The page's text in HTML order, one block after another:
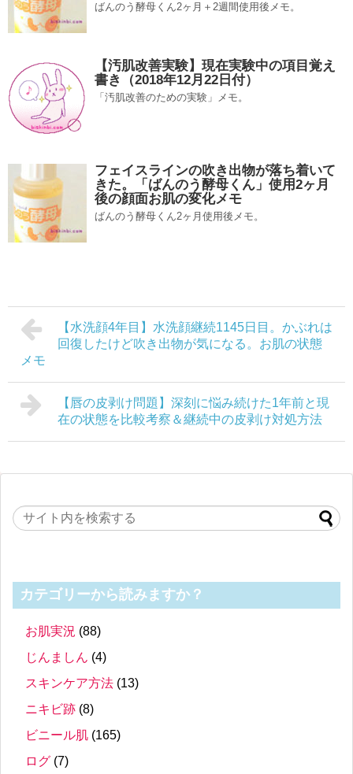
ばんのう酵母くん2ヶ月＋2週間使用後メモ。
【汚肌改善実験】現在実験中の項目覚え
書き（2018年12月22日付）
「汚肌改善のための実験」メモ。
フェイスラインの吹き出物が落ち着いて
きた。「ばんのう酵母くん」使用2ヶ月
後の顔面お肌の変化メモ
ばんのう酵母くん2ヶ月使用後メモ。
【水洗顔4年目】水洗顔継続1145日目。かぶれは
回復したけど吹き出物が気になる。お肌の状態
メモ
【唇の皮剥け問題】深刻に悩み続けた1年前と現
在の状態を比較考察＆継続中の皮剥け対処方法
カテゴリーから読みますか？
お肌実況 (88)
じんましん (4)
スキンケア方法 (13)
ニキビ跡 (8)
ビニール肌 (165)
ログ (7)